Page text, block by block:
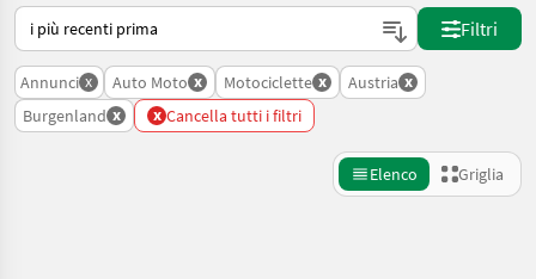
Ecco come viene ordinato su Landwirt.com
Filtri
Annunci x Auto Moto x Motociclette x Austria x
Burgenland x x Cancella tutti i filtri
Elenco Griglia